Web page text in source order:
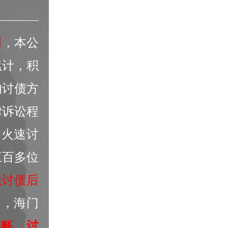
，本公
，积
债方
讼程
速讨
多位
债后
海门